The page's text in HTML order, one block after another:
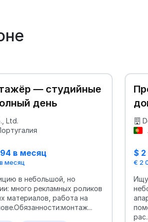
— студийные
день
Ltd.
в месяц
месяц
в небольшой, но
много рекламных роликов
материалов, работа на
$
€ 2